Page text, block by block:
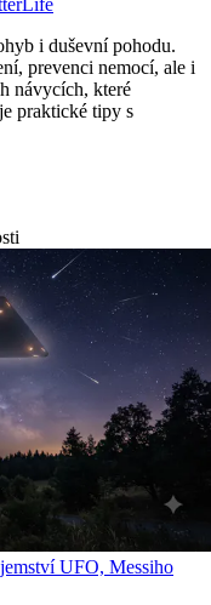
i duševní pohodu.
prevenci nemocí, ale i
návycích, které
praktické tipy s
UFO, Messiho